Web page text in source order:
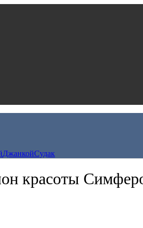
ДжанкойСудак
красоты